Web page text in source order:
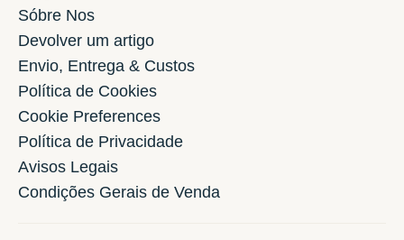
Sóbre Nos
Devolver um artigo
Envio, Entrega & Custos
Política de Cookies
Cookie Preferences
Política de Privacidade
Avisos Legais
Condições Gerais de Venda